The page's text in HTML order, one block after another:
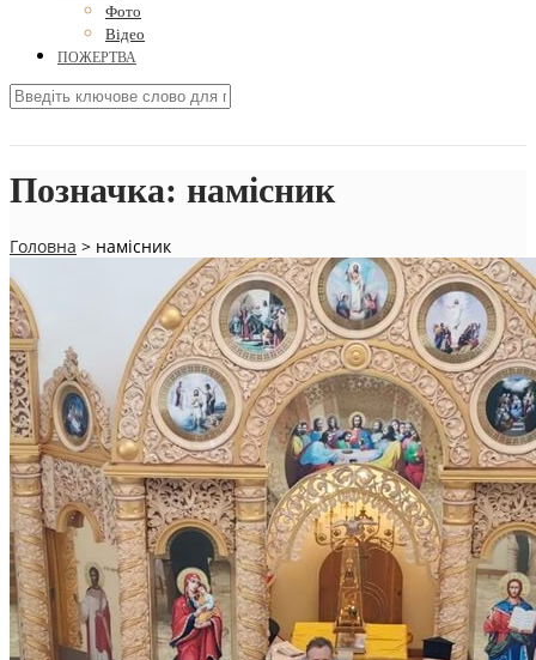
Фото
Відео
ПОЖЕРТВА
Позначка: намісник
Головна > намісник